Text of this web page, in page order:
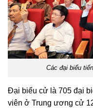
Các đại biểu
Đại biểu cử là 705 đại
viên ở Trung ương cử